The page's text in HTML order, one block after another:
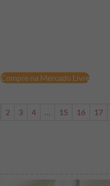
Compre na Mercado Livre
2 3 4 … 15 16 17